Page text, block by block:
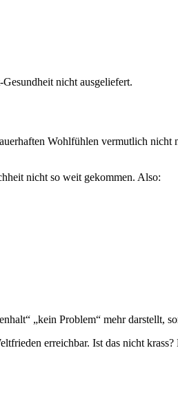
nicht ausgeliefert.
Wohlfühlen vermutlich
nicht so weit gekommen. Also:
„kein Problem“ mehr darstellt,
erreichbar. Ist das nicht